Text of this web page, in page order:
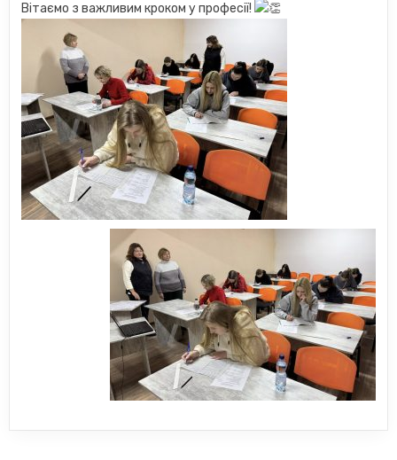
Вітаємо з важливим кроком у професії!